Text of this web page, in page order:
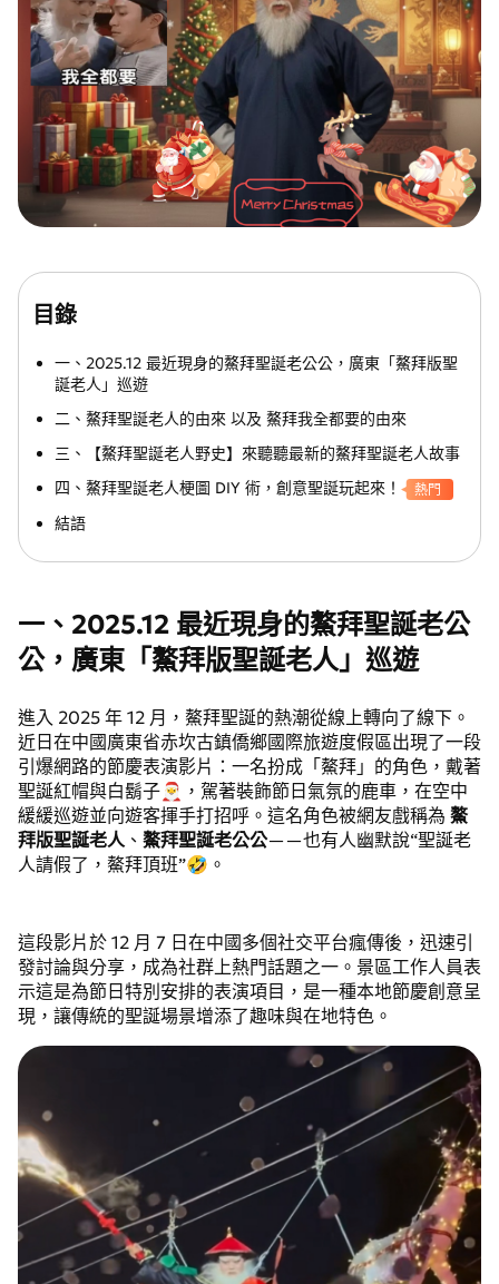
目錄
一、2025.12 最近現身的鰲拜聖誕老公公，廣東「鰲拜版聖
誕老人」巡遊
二、鰲拜聖誕老人的由來 以及 鰲拜我全都要的由來
三、【鰲拜聖誕老人野史】來聽聽最新的鰲拜聖誕老人故事
四、鰲拜聖誕老人梗圖 DIY 術，創意聖誕玩起來！
熱門
結語
一、2025.12 最近現身的鰲拜聖誕老公
公，廣東「鰲拜版聖誕老人」巡遊
進入 2025 年 12 月，鰲拜聖誕的熱潮從線上轉向了線下。
近日在中國廣東省赤坎古鎮僑鄉國際旅遊度假區出現了一段
引爆網路的節慶表演影片：一名扮成「鰲拜」的角色，戴著
聖誕紅帽與白鬍子🎅，駕著裝飾節日氣氛的鹿車，在空中
緩緩巡遊並向遊客揮手打招呼。這名角色被網友戲稱為 鰲
拜版聖誕老人、 鰲拜聖誕老公公——也有人幽默說“聖誕老
人請假了，鰲拜頂班”🤣。
這段影片於 12 月 7 日在中國多個社交平台瘋傳後，迅速引
發討論與分享，成為社群上熱門話題之一。景區工作人員表
示這是為節日特別安排的表演項目，是一種本地節慶創意呈
現，讓傳統的聖誕場景增添了趣味與在地特色。